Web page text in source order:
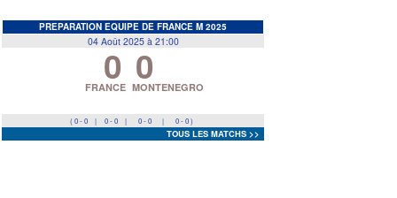
PREPARATION EQUIPE DE FRANCE M 2025
04 Août 2025 à 21:00
0
FRANCE 0
MONTENEGRO
( 0 - 0 | 0 - 0 | 0 - 0 | 0 - 0 )
TOUS LES MATCHS >>